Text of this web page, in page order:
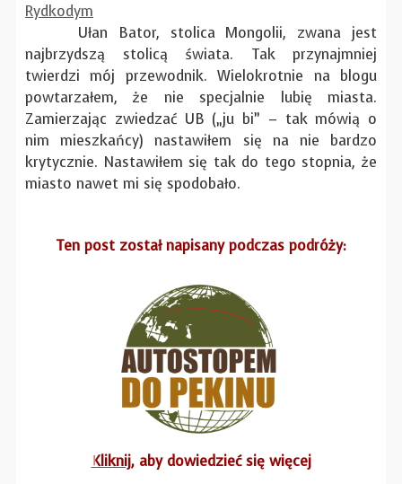
Rydkodym
Ułan Bator, stolica Mongolii, zwana jest
najbrzydszą stolicą świata. Tak przynajmniej
twierdzi mój przewodnik. Wielokrotnie na blogu
powtarzałem, że nie specjalnie lubię miasta.
Zamierzając zwiedzać UB („ju bi” – tak mówią o
nim mieszkańcy) nastawiłem się na nie bardzo
krytycznie. Nastawiłem się tak do tego stopnia, że
miasto nawet mi się spodobało.
Ten post został napisany podczas podróży:
Kliknij, aby dowiedzieć się więcej